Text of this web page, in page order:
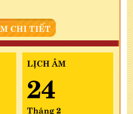
CHI TIẾT
LỊCH ÂM
24
Tháng 2